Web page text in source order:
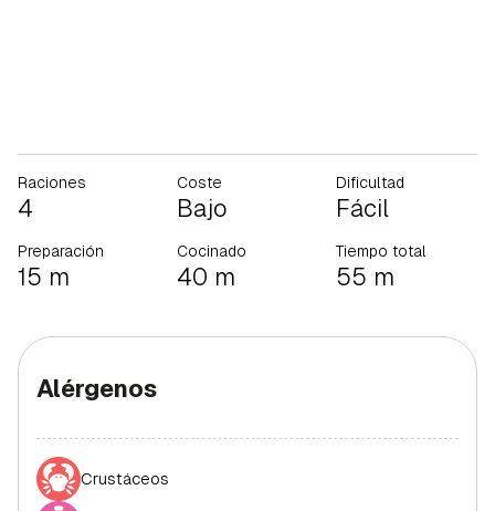
Raciones
4
Coste
Bajo
Dificultad
Fácil
Preparación
15 m
Cocinado
40 m
Tiempo total
55 m
Alérgenos
Crustáceos